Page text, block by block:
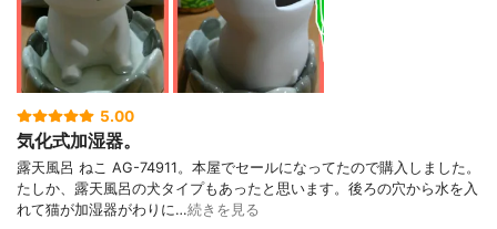
5.00
気化式加湿器。
露天風呂 ねこ AG-74911。本屋でセールになってたので購入しました。
たしか、露天風呂の犬タイプもあったと思います。後ろの穴から水を入
れて猫が加湿器がわりに…続きを見る